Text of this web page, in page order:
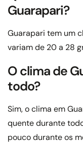
Guarapari?
Guarapari tem um
variam de 20 a 28
O clima de
todo?
Sim, o clima em
quente durante
pouco durante os